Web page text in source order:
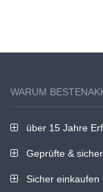
WARUM
über 15 Jahre
Geprüfte &
Sicher einkaufen